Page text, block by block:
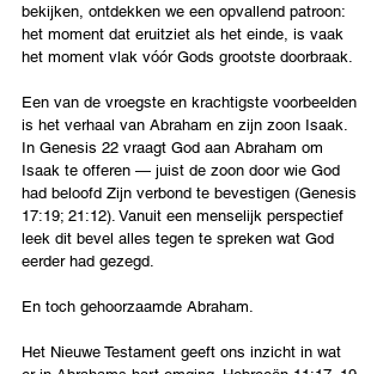
bekijken, ontdekken we een opvallend patroon:
het moment dat eruitziet als het einde, is vaak
het moment vlak vóór Gods grootste doorbraak.
Een van de vroegste en krachtigste voorbeelden
is het verhaal van Abraham en zijn zoon Isaak.
In Genesis 22 vraagt God aan Abraham om
Isaak te offeren — juist de zoon door wie God
had beloofd Zijn verbond te bevestigen (Genesis
17:19; 21:12). Vanuit een menselijk perspectief
leek dit bevel alles tegen te spreken wat God
eerder had gezegd.
En toch gehoorzaamde Abraham.
Het Nieuwe Testament geeft ons inzicht in wat